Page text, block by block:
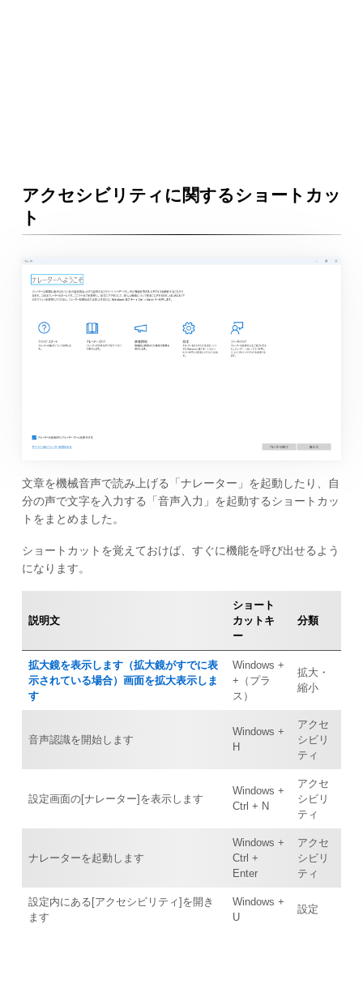
アクセシビリティに関するショートカッ
ト
文章を機械音声で読み上げる「ナレーター」を起動したり、自
分の声で文字を入力する「音声入力」を起動するショートカッ
トをまとめました。
ショートカットを覚えておけば、すぐに機能を呼び出せるよう
になります。
説明文
ショート
カットキ
ー
分類
拡大鏡を表示します（拡大鏡がすでに表
示されている場合）画面を拡大表示しま
す
Windows +
+（プラ
ス）
拡大・
縮小
音声認識を開始します
Windows +
H
アクセ
シビリ
ティ
設定画面の[ナレーター]を表示します
Windows +
Ctrl + N
アクセ
シビリ
ティ
ナレーターを起動します
Windows +
Ctrl +
Enter
アクセ
シビリ
ティ
設定内にある[アクセシビリティ]を開き
ます
Windows +
U
設定